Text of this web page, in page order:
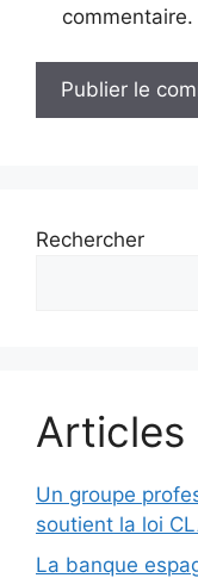
commentaire.
Rechercher
Articles
Un groupe
soutient la loi
La banque